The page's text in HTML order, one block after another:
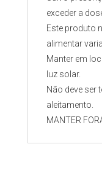
exceder a
Este produto
alimentar
Manter em
luz solar.
Não deve ser
aleitamento.
MANTER